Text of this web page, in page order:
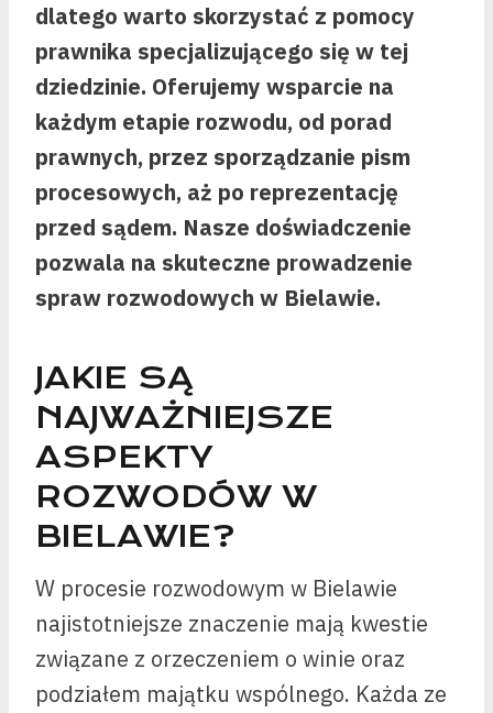
dlatego warto skorzystać z pomocy
prawnika specjalizującego się w tej
dziedzinie. Oferujemy wsparcie na
każdym etapie rozwodu, od porad
prawnych, przez sporządzanie pism
procesowych, aż po reprezentację
przed sądem. Nasze doświadczenie
pozwala na skuteczne prowadzenie
spraw rozwodowych w Bielawie.
JAKIE SĄ
NAJWAŻNIEJSZE
ASPEKTY
ROZWODÓW W
BIELAWIE?
W procesie rozwodowym w Bielawie
najistotniejsze znaczenie mają kwestie
związane z orzeczeniem o winie oraz
podziałem majątku wspólnego. Każda ze